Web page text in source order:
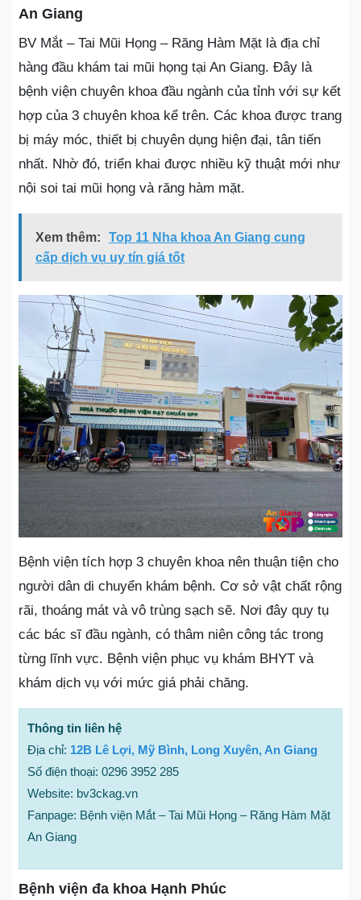
An Giang
BV Mắt – Tai Mũi Họng – Răng Hàm Mặt là địa chỉ
hàng đầu khám tai mũi họng tại An Giang. Đây là
bệnh viện chuyên khoa đầu ngành của tỉnh với sự kết
hợp của 3 chuyên khoa kể trên. Các khoa được trang
bị máy móc, thiết bị chuyên dụng hiện đại, tân tiến
nhất. Nhờ đó, triển khai được nhiều kỹ thuật mới như
nội soi tai mũi họng và răng hàm mặt.
Xem thêm:
Top 11 Nha khoa An Giang cung
cấp dịch vụ uy tín giá tốt
Bệnh viện tích hợp 3 chuyên khoa nên thuận tiện cho
người dân di chuyển khám bệnh. Cơ sở vật chất rộng
rãi, thoáng mát và vô trùng sạch sẽ. Nơi đây quy tụ
các bác sĩ đầu ngành, có thâm niên công tác trong
từng lĩnh vực. Bệnh viện phục vụ khám BHYT và
khám dịch vụ với mức giá phải chăng.
Thông tin liên hệ
Địa chỉ: 12B Lê Lợi, Mỹ Bình, Long Xuyên, An Giang
Số điện thoại: 0296 3952 285
Website: bv3ckag.vn
Fanpage: Bệnh viện Mắt – Tai Mũi Họng – Răng Hàm Mặt
An Giang
Bệnh viện đa khoa Hạnh Phúc